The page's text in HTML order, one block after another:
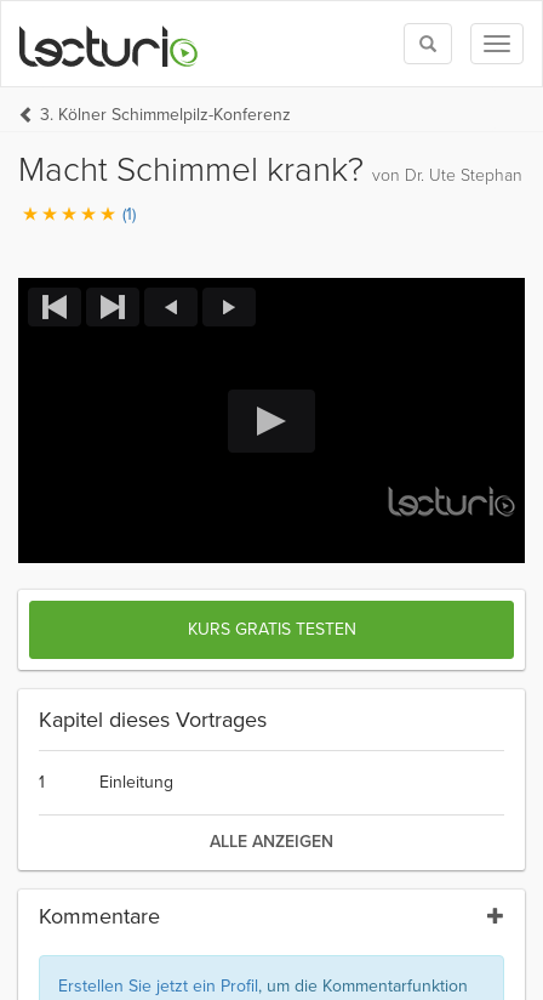
Toggle
search
3. Kölner Schimmelpilz-Konferenz
Macht Schimmel krank? von Dr. Ute Stephan
(1)
KURS GRATIS TESTEN
Kapitel dieses Vortrages
1 Einleitung
ALLE ANZEIGEN
Kommentare
Erstellen Sie jetzt ein Profil, um die Kommentarfunktion